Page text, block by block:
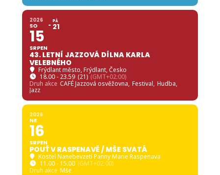
2026
SO
15
SRPEN
PÁ
21
43. LETNÍ JAZZOVÁ DÍLNA KARLA
VELEBNÉHO
Frýdlant město, Frýdlant, Česko
18.00 - 23.59 (21) (GMT+02:00)
Druh akce CAFÉ Jazzová osvěžovna, Festival, Hudba,
Jazz
2026
NE
16
SRPEN
POUŤ V RASPENAVĚ / MŠE SVATÁ
Kostel Nanebevzetí Panny Marie Raspenava
11.00 - 15.00 (GMT+02:00)
Druh akce Mše